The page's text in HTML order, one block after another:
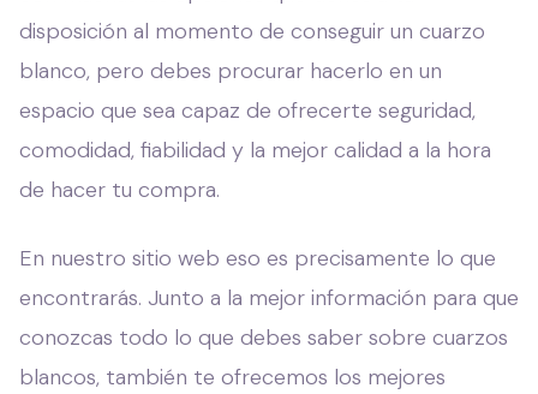
disposición al momento de conseguir un cuarzo
blanco, pero debes procurar hacerlo en un
espacio que sea capaz de ofrecerte seguridad,
comodidad, fiabilidad y la mejor calidad a la hora
de hacer tu compra.
En nuestro sitio web eso es precisamente lo que
encontrarás. Junto a la mejor información para que
conozcas todo lo que debes saber sobre cuarzos
blancos, también te ofrecemos los mejores